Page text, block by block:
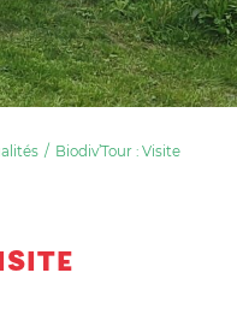
Biodiv’Tour : Visite